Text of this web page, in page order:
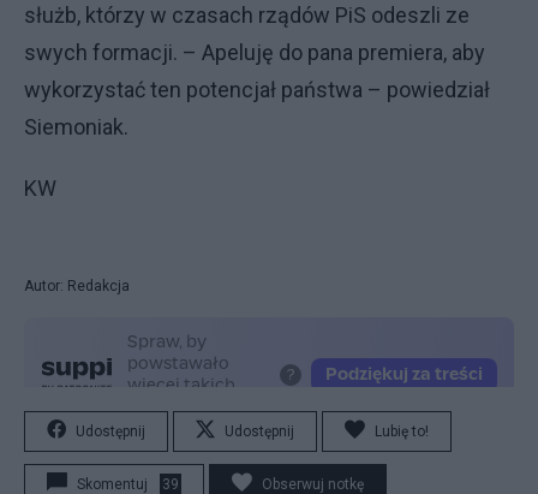
służb, którzy w czasach rządów PiS odeszli ze
swych formacji. – Apeluję do pana premiera, aby
wykorzystać ten potencjał państwa – powiedział
Siemoniak.
KW
Autor: Redakcja
Udostępnij Udostępnij Lubię to!
Skomentuj 39 Obserwuj notkę